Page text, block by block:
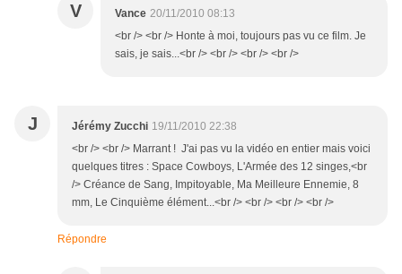
V Vance 20/11/2010 08:13
<br /> <br /> Honte à moi, toujours pas vu ce film. Je
sais, je sais...<br /> <br /> <br /> <br />
J Jérémy Zucchi 19/11/2010 22:38
<br /> <br /> Marrant ! J'ai pas vu la vidéo en entier mais voici
quelques titres : Space Cowboys, L'Armée des 12 singes,<br
/> Créance de Sang, Impitoyable, Ma Meilleure Ennemie, 8
mm, Le Cinquième élément...<br /> <br /> <br /> <br />
Répondre